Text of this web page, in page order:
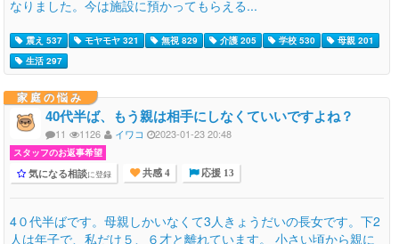
なりました。今は施設に預かってもらえる...
震え 537 モヤモヤ 321 無視 829 介護 205 学校 530
母親 201
生活 297
家庭の悩み
40代半ば、もう親は相手にしなくていいですよね？
11 1126 イワコ 2023-01-23 20:48
スタッフのお返事希望
気になる相談に登録 共感 4 応援 13
4０代半ばです。母親しかいなくて3人きょうだいの長女です。下2
人は年子で、私だけ５、６才と離れています。 小さい頃から親に